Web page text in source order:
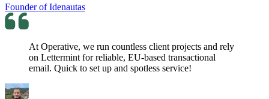
Founder of Idenautas
At Operative, we run countless client projects and rely
on Lettermint for reliable, EU-based transactional
email. Quick to set up and spotless service!